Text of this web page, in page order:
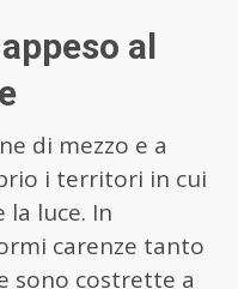
al
di mezzo e a
i territori in cui
la luce. In
carenze tanto
sono costrette a